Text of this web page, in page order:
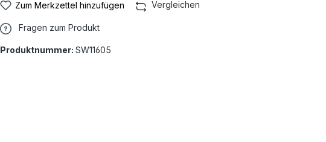
Zum Merkzettel hinzufügen Vergleichen
Fragen zum Produkt
Produktnummer: SW11605